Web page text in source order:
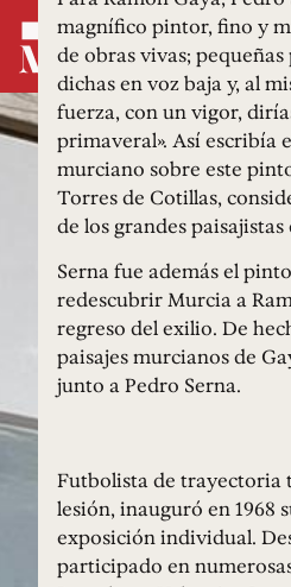
magnífico pintor, fino y
de obras vivas;
dichas en voz baja y, al
fuerza, con un vigor,
primaveral». Así escribía
murciano sobre este
Torres de Cotillas,
de los grandes
Serna fue además el
redescubrir Murcia a
regreso del exilio. De
paisajes murcianos de
junto a Pedro Serna.
Futbolista de trayectoria
lesión, inauguró en 1968
exposición individual.
participado en